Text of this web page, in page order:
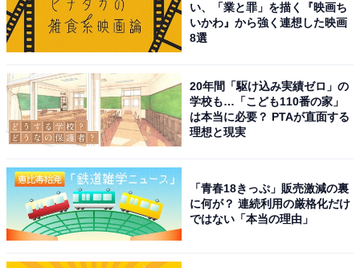
い、「業と罪」を描く『映画ち
いかわ』から強く連想した映画
8選
20年間「駆け込み実績ゼロ」の
学校も…「こども110番の家」
は本当に必要？ PTAが直面する
理想と現実
「青春18きっぷ」販売激減の裏
に何が？ 連続利用の厳格化だけ
ではない「本当の理由」